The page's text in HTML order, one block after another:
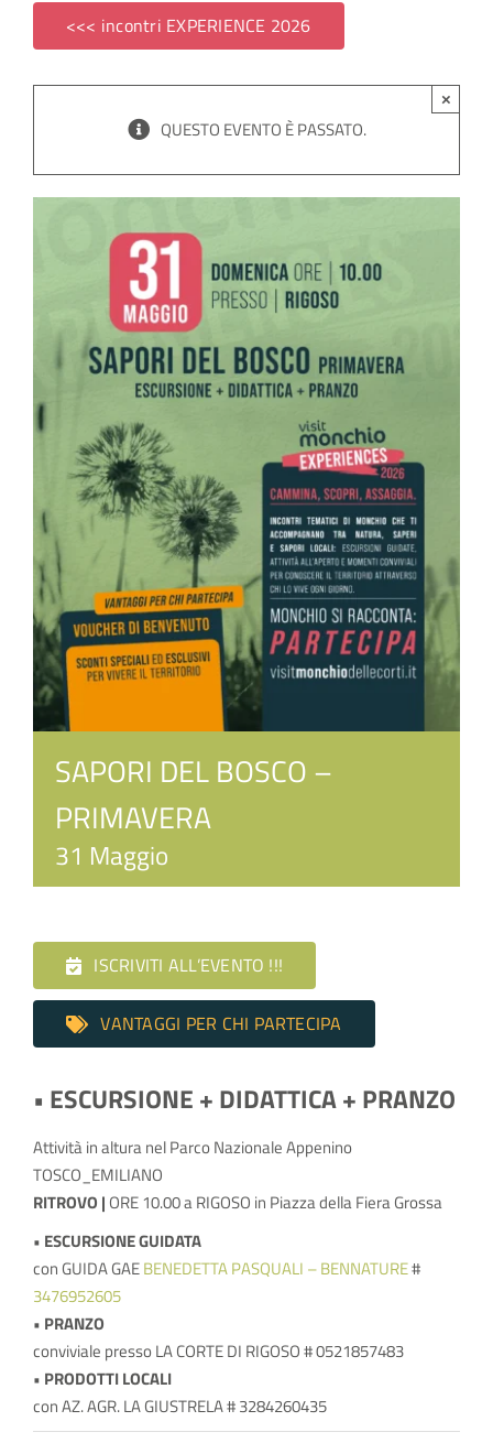
SITO ISTITUZIONALE
<<< incontri EXPERIENCE 2026
QUESTO EVENTO È PASSATO.
×
SAPORI DEL BOSCO –
PRIMAVERA
31 Maggio
ISCRIVITI ALL’EVENTO !!!
VANTAGGI PER CHI PARTECIPA
• ESCURSIONE + DIDATTICA + PRANZO
Attività in alturanel Parco Nazionale Appenino
TOSCO_EMILIANO
RITROVO | ORE 10.00 a RIGOSO in Piazza della Fiera Grossa
• ESCURSIONE GUIDATA
con GUIDA GAEBENEDETTA PASQUALI – BENNATURE#
3476952605
• PRANZO
conviviale presso LA CORTE DI RIGOSO # 0521857483
• PRODOTTI LOCALI
con AZ. AGR. LA GIUSTRELA# 3284260435